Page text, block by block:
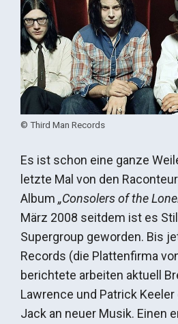
© Third Man Records
Es ist schon eine ganze
letzte Mal von den
Album „Consolers of the
März 2008 seitdem ist es
Supergroup geworden. Bis
Records (die Plattenfirma
berichtete arbeiten aktuell
Lawrence und Patrick
Jack an neuer Musik. Einen